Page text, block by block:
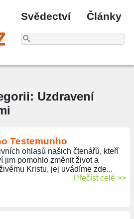
Svědectví Články
Uzdravení
Testemunho
ohlasů našich čtenářů, kteří
jim pomohlo změnit život a
Kristu, jej uvádíme zde...
Přečíst celé >>